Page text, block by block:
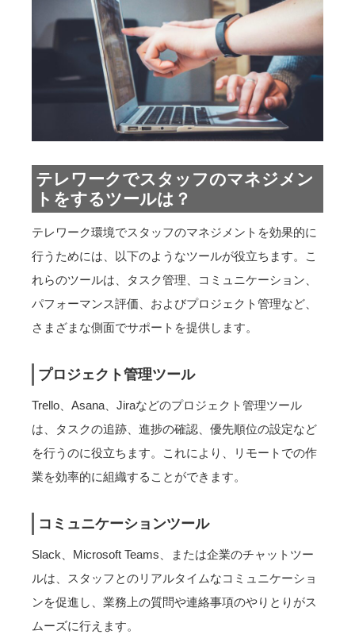
テレワークでスタッフのマネジメン
トをするツールは？
テレワーク環境でスタッフのマネジメントを効果的に
行うためには、以下のようなツールが役立ちます。こ
れらのツールは、タスク管理、コミュニケーション、
パフォーマンス評価、およびプロジェクト管理など、
さまざまな側面でサポートを提供します。
プロジェクト管理ツール
Trello、Asana、Jiraなどのプロジェクト管理ツール
は、タスクの追跡、進捗の確認、優先順位の設定など
を行うのに役立ちます。これにより、リモートでの作
業を効率的に組織することができます。
コミュニケーションツール
Slack、Microsoft Teams、または企業のチャットツー
ルは、スタッフとのリアルタイムなコミュニケーショ
ンを促進し、業務上の質問や連絡事項のやりとりがス
ムーズに行えます。